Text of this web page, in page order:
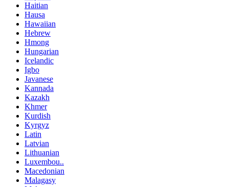
Haitian
Hausa
Hawaiian
Hebrew
Hmong
Hungarian
Icelandic
Igbo
Javanese
Kannada
Kazakh
Khmer
Kurdish
Kyrgyz
Latin
Latvian
Lithuanian
Luxembou..
Macedonian
Malagasy